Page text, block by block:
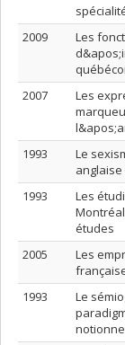
2009
Les
2007
Les
1993
Le
1993
Les
études
2005
Les
1993
Le